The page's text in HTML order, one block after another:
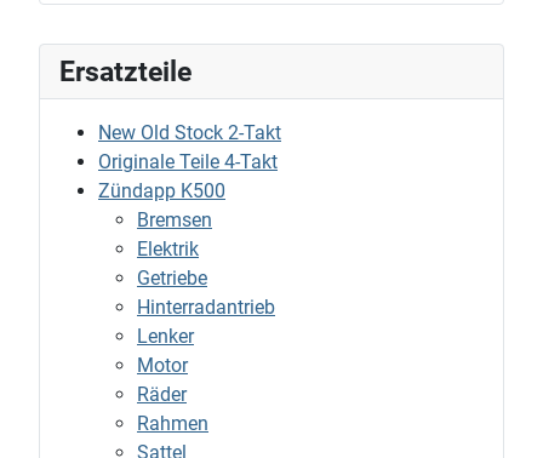
Ersatzteile
New Old Stock 2-Takt
Originale Teile 4-Takt
Zündapp K500
Bremsen
Elektrik
Getriebe
Hinterradantrieb
Lenker
Motor
Räder
Rahmen
Sattel